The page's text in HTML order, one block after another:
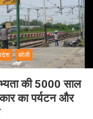
बरेली
की 5000 साल
का पर्यटन और